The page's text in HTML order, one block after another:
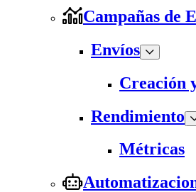
Campañas de
Envíos
Creación
Rendimiento
Métricas